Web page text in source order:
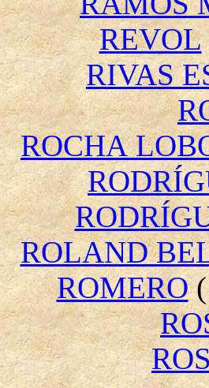
REVOL
RIVAS
ROCHA
ROLAND
ROMERO